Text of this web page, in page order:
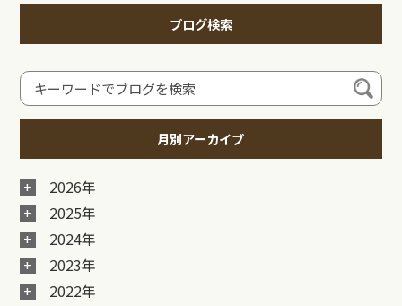
ブログ検索
月別アーカイブ
2026年
2025年
2024年
2023年
2022年